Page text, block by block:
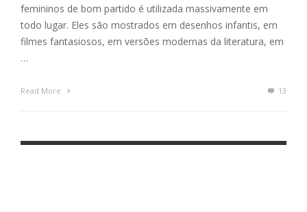
femininos de bom partido é utilizada massivamente em
todo lugar. Eles são mostrados em desenhos infantis, em
filmes fantasiosos, em versões modernas da literatura, em
…
Read More 13